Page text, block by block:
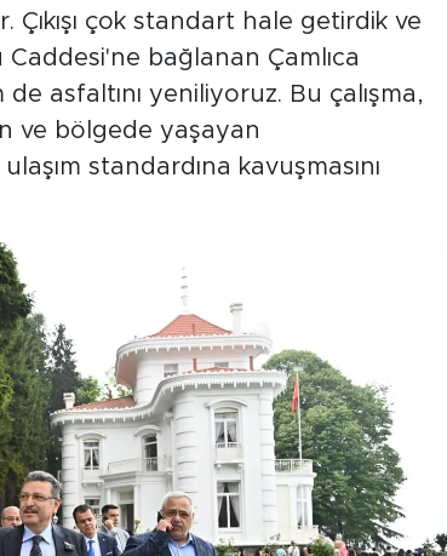
çok standart hale getirdik ve
bağlanan Çamlıca
asfaltını yeniliyoruz. Bu çalışma,
ve bölgede yaşayan
standardına kavuşmasını